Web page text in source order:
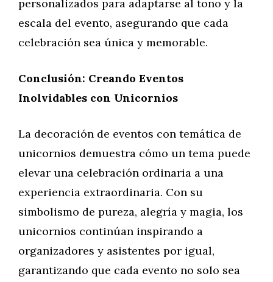
personalizados para adaptarse al tono y la
escala del evento, asegurando que cada
celebración sea única y memorable.
Conclusión: Creando Eventos
Inolvidables con Unicornios
La decoración de eventos con temática de
unicornios demuestra cómo un tema puede
elevar una celebración ordinaria a una
experiencia extraordinaria. Con su
simbolismo de pureza, alegría y magia, los
unicornios continúan inspirando a
organizadores y asistentes por igual,
garantizando que cada evento no solo sea